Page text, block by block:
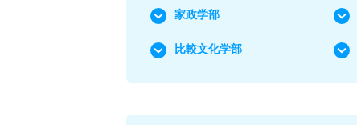
家政学部
比較文化学部